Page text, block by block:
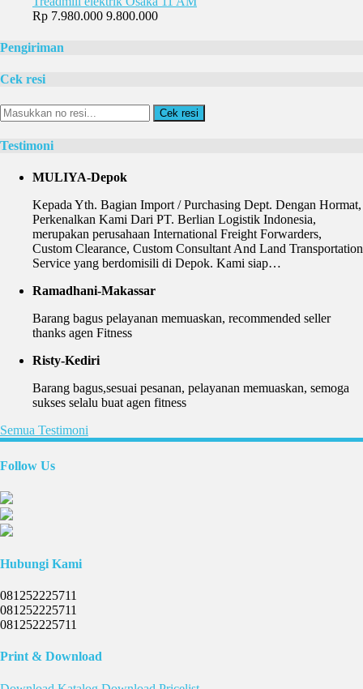
Rp 7.980.000 9.800.000
Pengiriman
Cek resi
Cek resi
Testimoni
MULIYA-Depok
Kepada Yth. Bagian Import / Purchasing Dept. Dengan Hormat,
Perkenalkan Kami Dari PT. Berlian Logistik Indonesia,
merupakan perusahaan International Freight Forwarders,
Custom Clearance, Custom Consultant And Land Transportation
Service yang berdomisili di Depok. Kami siap…
Ramadhani-Makassar
Barang bagus pelayanan memuaskan, recommended seller
thanks agen Fitness
Risty-Kediri
Barang bagus,sesuai pesanan, pelayanan memuaskan, semoga
sukses selalu buat agen fitness
Semua Testimoni
Follow Us
Hubungi Kami
081252225711
081252225711
081252225711
Print & Download